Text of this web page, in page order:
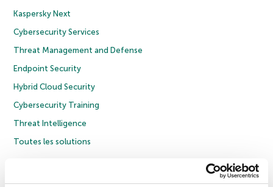
Kaspersky Next
Cybersecurity Services
Threat Management and Defense
Endpoint Security
Hybrid Cloud Security
Cybersecurity Training
Threat Intelligence
Toutes les solutions
Politique de confidentialité